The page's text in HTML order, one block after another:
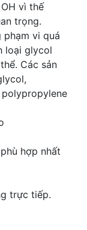
vì thế
trọng.
vi quá
loại glycol
Các sản
hợp nhất
trực tiếp.